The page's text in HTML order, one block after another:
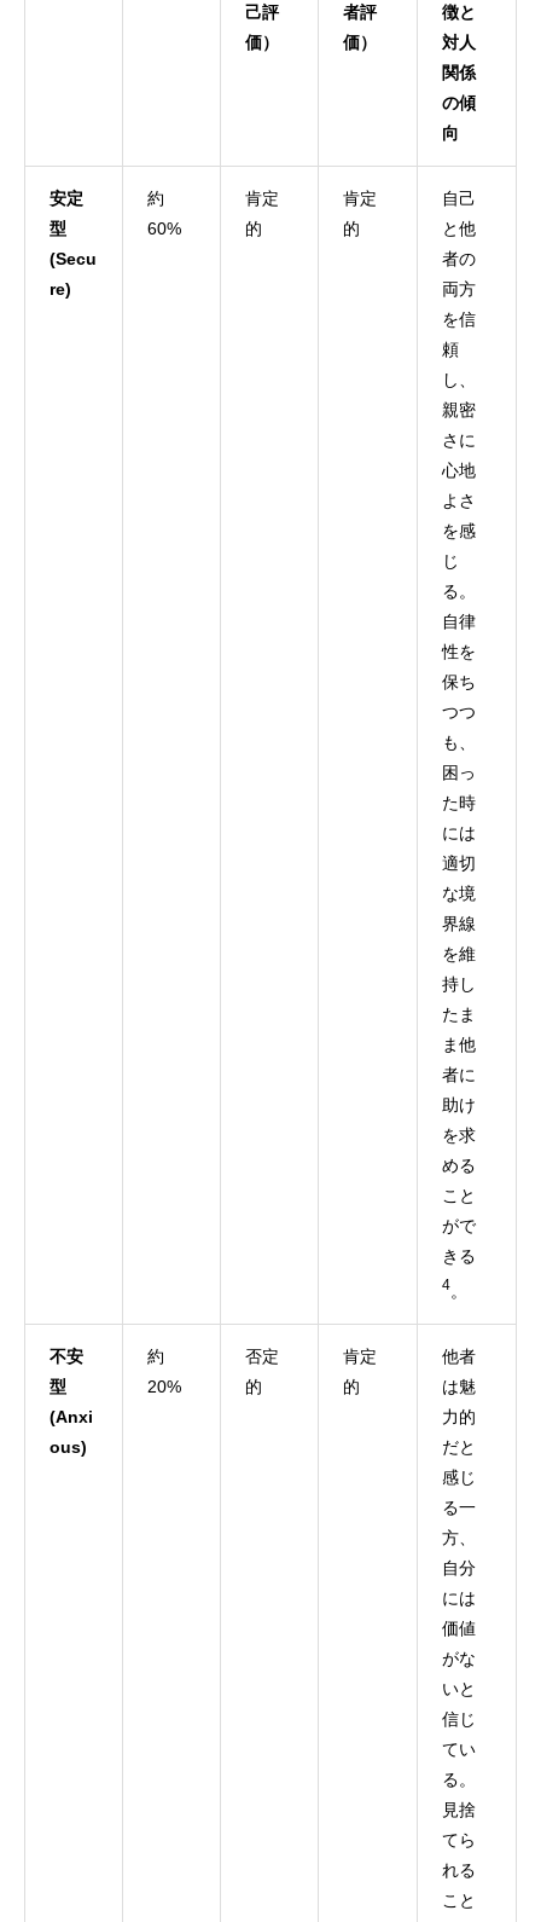
己評
価）
者評
価）
徴と
対人
関係
の傾
向
安定
型
(Secu
re)
約
60%
肯定
的
肯定
的
自己
と他
者の
両方
を信
頼
し、
親密
さに
心地
よさ
を感
じ
る。
自律
性を
保ち
つつ
も、
困っ
た時
には
適切
な境
界線
を維
持し
たま
ま他
者に
助け
を求
める
こと
がで
きる
4。
不安
型
(Anxi
ous)
約
20%
否定
的
肯定
的
他者
は魅
力的
だと
感じ
る一
方、
自分
には
価値
がな
いと
信じ
てい
る。
見捨
てら
れる
こと